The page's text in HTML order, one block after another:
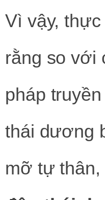
Vì vậy,
rằng so với
pháp
thái dương
mỡ tự thân,